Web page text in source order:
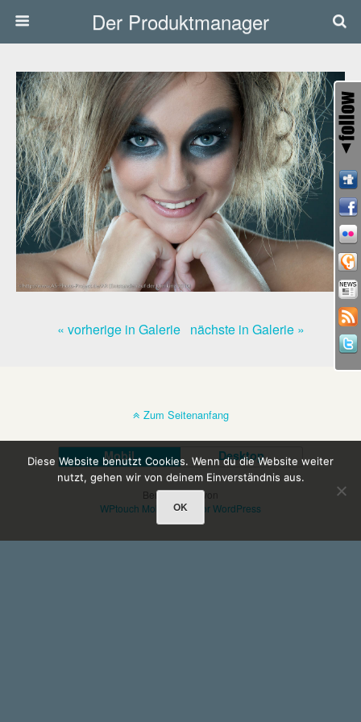
Der Produktmanager
« vorherige in Galerie nächste in Galerie »
Zum Seitenanfang
Mobil Desktop
Bereitgestellt von
WPtouch Mobile Suite for WordPress
Diese Website benutzt Cookies. Wenn du die Website weiter
nutzt, gehen wir von deinem Einverständnis aus.
OK